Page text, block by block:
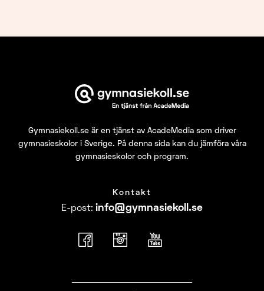
Gymnasiekoll.seär en tjänst av AcadeMedia som driver
gymnasieskolor i Sverige. På denna sida kan du jämföra våra
gymnasieskolor och program.
Kontakt
E-post: info@​gymnasiekoll.se